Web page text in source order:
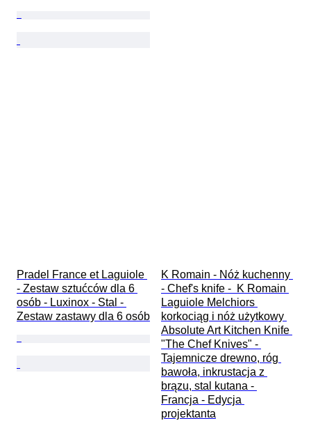
Pradel France et Laguiole
- Zestaw sztućców dla 6
osób - Luxinox - Stal -
Zestaw zastawy dla 6 osób
K Romain - Nóż kuchenny
- Chef's knife -  K Romain
Laguiole Melchiors
korkociąg i nóż użytkowy
Absolute Art Kitchen Knife
"The Chef Knives" -
Tajemnicze drewno, róg
bawoła, inkrustacja z
brązu, stal kutana -
Francja - Edycja
projektanta